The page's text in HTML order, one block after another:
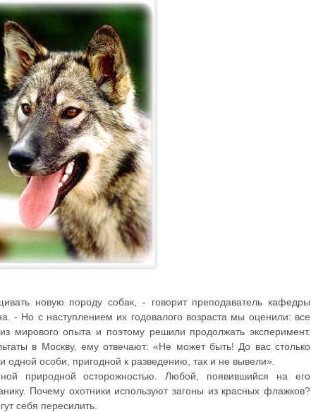
новую породу собак, - говорит преподаватель кафедры
- Но с наступлением их годовалого возраста мы оценили: все
мирового опыта и поэтому решили продолжать эксперимент.
в Москву, ему отвечают: «Не может быть! До вас столько
одной особи, пригодной к разведению, так и не вывели».
природной осторожностью. Любой, появившийся на его
Почему охотники используют загоны из красных флажков?
себя пересилить.